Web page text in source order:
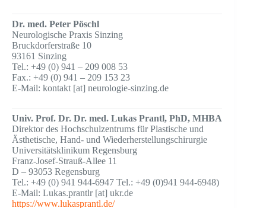
Dr. med. Peter Pöschl
Neurologische Praxis Sinzing
Bruckdorferstraße 10
93161 Sinzing
Tel.: +49 (0) 941 – 209 008 53
Fax.: +49 (0) 941 – 209 153 23
E-Mail: kontakt [at] neurologie-sinzing.de
Univ. Prof. Dr. Dr. med. Lukas Prantl, PhD, MHBA
Direktor des Hochschulzentrums für Plastische und
Ästhetische, Hand- und Wiederherstellungschirurgie
Universitätsklinikum Regensburg
Franz-Josef-Strauß-Allee 11
D – 93053 Regensburg
Tel.: +49 (0) 941 944-6947 Tel.: +49 (0)941 944-6948)
E-Mail: Lukas.prantlr [at] ukr.de
https://www.lukasprantl.de/